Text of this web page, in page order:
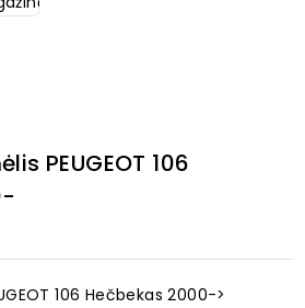
PEUGEOT 106
106 Hečbekas 2000->